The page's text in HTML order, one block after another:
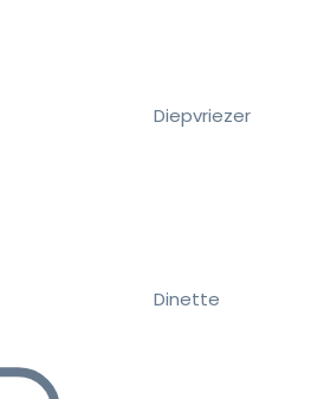
Diepvriezer
Dinette